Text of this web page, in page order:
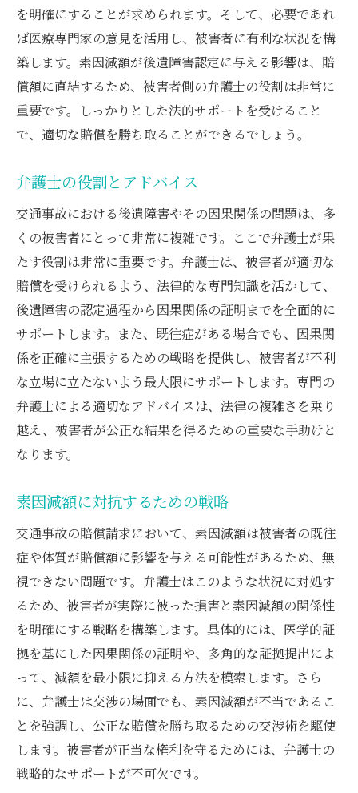
を明確にすることが求められます。そして、必要であれ
ば医療専門家の意見を活用し、被害者に有利な状況を構
築します。素因減額が後遺障害認定に与える影響は、賠
償額に直結するため、被害者側の弁護士の役割は非常に
重要です。しっかりとした法的サポートを受けること
で、適切な賠償を勝ち取ることができるでしょう。
弁護士の役割とアドバイス
交通事故における後遺障害やその因果関係の問題は、多
くの被害者にとって非常に複雑です。ここで弁護士が果
たす役割は非常に重要です。弁護士は、被害者が適切な
賠償を受けられるよう、法律的な専門知識を活かして、
後遺障害の認定過程から因果関係の証明までを全面的に
サポートします。また、既往症がある場合でも、因果関
係を正確に主張するための戦略を提供し、被害者が不利
な立場に立たないよう最大限にサポートします。専門の
弁護士による適切なアドバイスは、法律の複雑さを乗り
越え、被害者が公正な結果を得るための重要な手助けと
なります。
素因減額に対抗するための戦略
交通事故の賠償請求において、素因減額は被害者の既往
症や体質が賠償額に影響を与える可能性があるため、無
視できない問題です。弁護士はこのような状況に対処す
るため、被害者が実際に被った損害と素因減額の関係性
を明確にする戦略を構築します。具体的には、医学的証
拠を基にした因果関係の証明や、多角的な証拠提出によ
って、減額を最小限に抑える方法を模索します。さら
に、弁護士は交渉の場面でも、素因減額が不当であるこ
とを強調し、公正な賠償を勝ち取るための交渉術を駆使
します。被害者が正当な権利を守るためには、弁護士の
戦略的なサポートが不可欠です。